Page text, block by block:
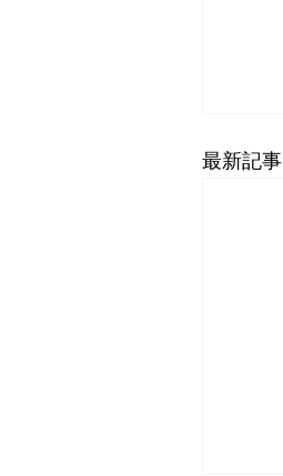
最新記事